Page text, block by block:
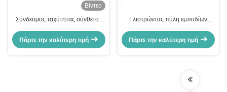
Βίντεο
Σύνδεσμος ταχύτητας σύνθετος
γύρισμα γύρισμα φραγμός swing
Πάρτε την καλύτερη τιμή
Γλιστρώντας πύλη εμποδίων
περιστροφικές πύλες
1400*335*980mm συνήθειας
Πάρτε την καλύτερη τιμή